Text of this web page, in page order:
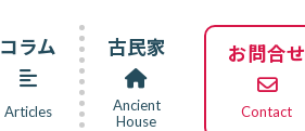
コラム
Articles
古民家
Ancient
House
お問合せ
Contact